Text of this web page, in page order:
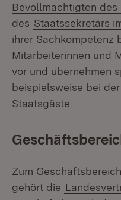
Bevollmächtigten des
des Staatssekretärs
ihrer Sachkompetenz
Mitarbeiterinnen und
vor und übernehmen
beispielsweise bei
Staatsgäste.
Zum
gehört die